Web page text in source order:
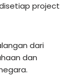
project
dari
dan